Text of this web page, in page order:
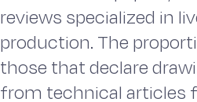
reviews specialized in
production. The
those that declare
from technical articles